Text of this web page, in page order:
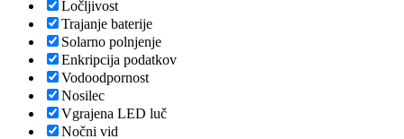
Ločljivost
Trajanje baterije
Solarno polnjenje
Enkripcija podatkov
Vodoodpornost
Nosilec
Vgrajena LED luč
Nočni vid